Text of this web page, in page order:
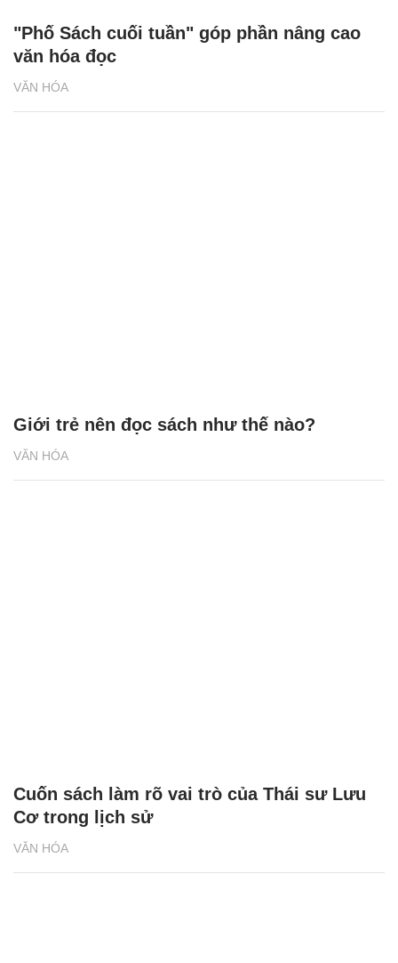
VĂN HÓA
"Phố Sách cuối tuần" góp phần nâng cao
văn hóa đọc
VĂN HÓA
Giới trẻ nên đọc sách như thế nào?
VĂN HÓA
Cuốn sách làm rõ vai trò của Thái sư Lưu
Cơ trong lịch sử